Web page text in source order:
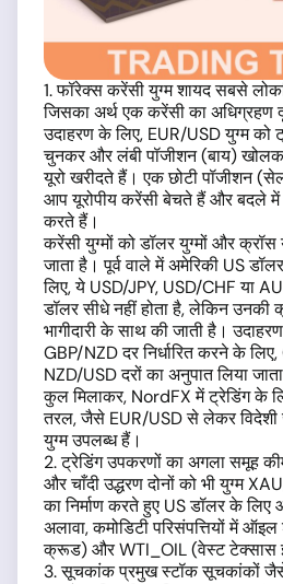
1. फॉरेक्स करेंसी युग्म शायद सबसे
जिसका अर्थ एक करेंसी का
उदाहरण के लिए, EUR/USD युग्म को
चुनकर और लंबी पॉजीशन (बाय)
यूरो खरीदते हैं। एक छोटी पॉजीशन
आप यूरोपीय करेंसी बेचते हैं और बदले में
करते हैं।
करेंसी युग्मों को डॉलर युग्मों और क्रॉस
जाता है। पूर्व वाले में अमेरिकी US
लिए, ये USD/JPY, USD/CHF या
डॉलर सीधे नहीं होता है, लेकिन उनकी
भागीदारी के साथ की जाती है।
GBP/NZD दर निर्धारित करने के
NZD/USD दरों का अनुपात लिया
कुल मिलाकर, NordFX में ट्रेडिंग के
तरल, जैसे EUR/USD से लेकर
युग्म उपलब्ध हैं।
2. ट्रेडिंग उपकरणों का अगला समूह
और चाँदी उद्धरण दोनों को भी युग्म
का निर्माण करते हुए US डॉलर के
अलावा, कमोडिटी परिसंपत्तियों में
क्रूड) और WTI_OIL (वेस्ट टेक्सास
3. सूचकांक प्रमुख स्टॉक सूचकांकों